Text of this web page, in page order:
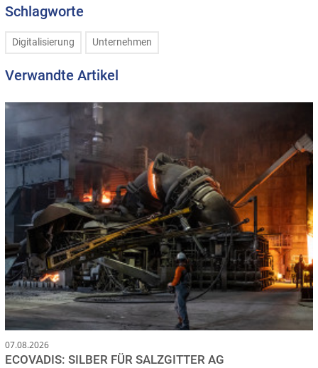
Schlagworte
Digitalisierung Unternehmen
Verwandte Artikel
07.08.2026
ECOVADIS: SILBER FÜR SALZGITTER AG